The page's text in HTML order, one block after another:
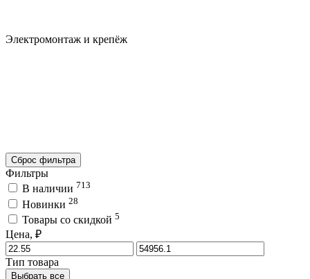
Электромонтаж и крепёж
Сброс фильтра
Фильтры
В наличии 713
Новинки 28
Товары со скидкой 5
Цена, ₽
Тип товара
Выбрать все